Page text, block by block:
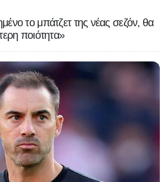
το μπάτζετ της νέας σεζόν, θα
ποιότητα»